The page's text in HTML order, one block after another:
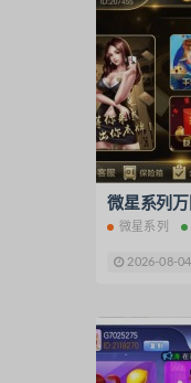
微星系列
微星系列
2026-08-04